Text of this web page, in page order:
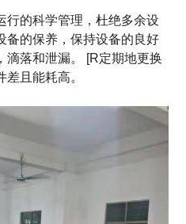
行的科学管理，杜绝多余设
备的保养，保持设备的良好
滴落和泄漏。 [R定期地更换
且能耗高。